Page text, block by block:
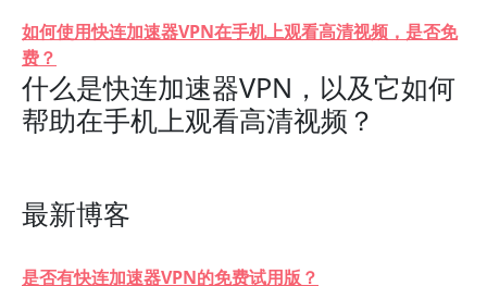
如何使用快连加速器VPN在手机上观看高清视频，是否免
费？
什么是快连加速器VPN，以及它如何
帮助在手机上观看高清视频？
最新博客
是否有快连加速器VPN的免费试用版？